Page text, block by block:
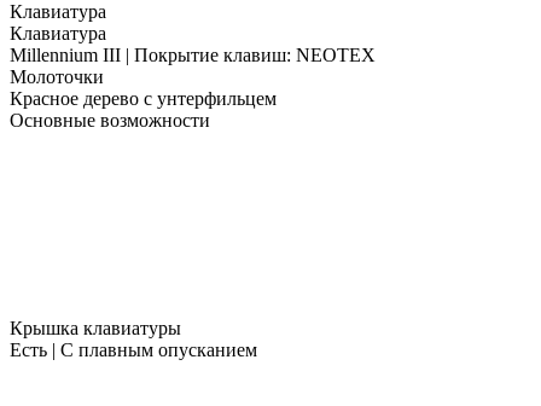
Клавиатура
Клавиатура
Millennium III | Покрытие клавиш: NEOTEX
Молоточки
Красное дерево с унтерфильцем
Основные возможности
Крышка клавиатуры
Есть | С плавным опусканием